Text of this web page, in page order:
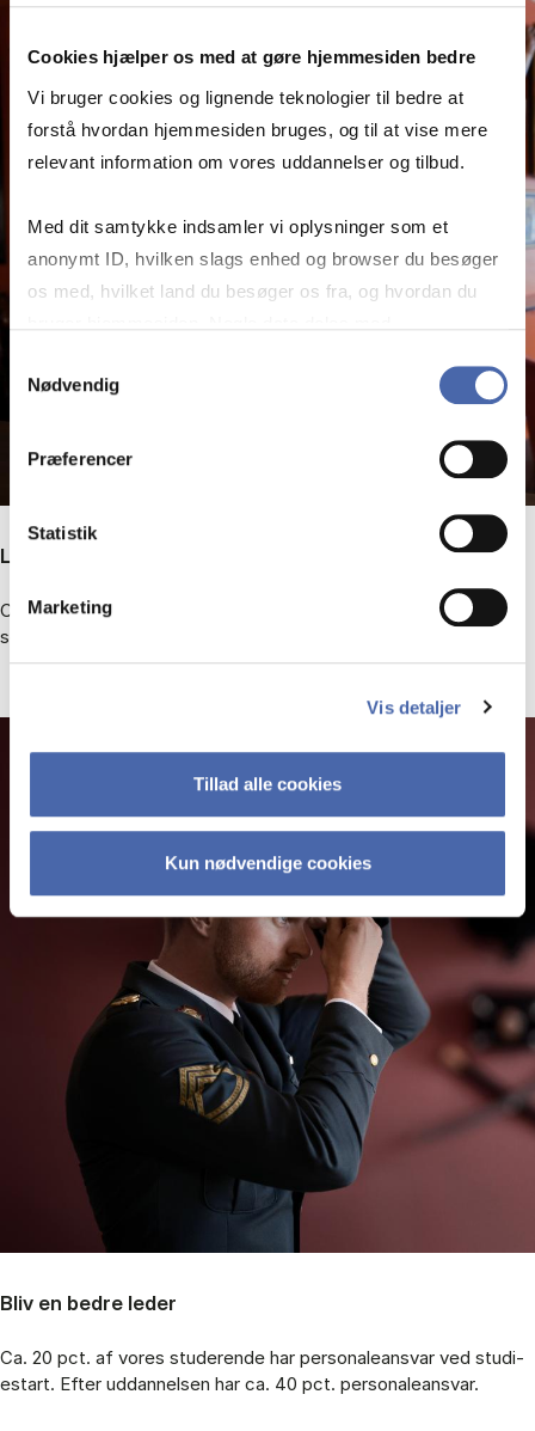
Cookies hjælper os med at gøre hjemmesiden bedre
Vi bruger cookies og lignende teknologier til bedre at
forstå hvordan hjemmesiden bruges, og til at vise mere
relevant information om vores uddannelser og tilbud.
Med dit samtykke indsamler vi oplysninger som et
anonymt ID, hvilken slags enhed og browser du besøger
os med, hvilket land du besøger os fra, og hvordan du
markedsføring. Du bestemmer selv - og kan altid trække
Nødvendig
Præferencer
Statistik
Marketing
Vis detaljer
Tillad alle cookies
Kun nødvendige cookies
Lær at dri­ve en virk­som­hed
Ca. 90 pct. sva­rer, at de har fået en bed­re for­ret­nings­for­stå­el­
se.
Bliv en bed­re le­der
Ca. 20 pct. af vo­res stu­de­ren­de har per­so­na­le­ansvar ved stu­di­
estart. Ef­ter ud­dan­nel­sen har ca. 40 pct. per­so­na­le­ansvar.